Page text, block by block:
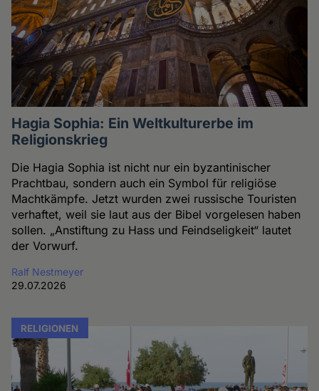
Hagia Sophia: Ein Weltkulturerbe im
Religionskrieg
Die Hagia Sophia ist nicht nur ein byzantinischer
Prachtbau, sondern auch ein Symbol für religiöse
Machtkämpfe. Jetzt wurden zwei russische Touristen
verhaftet, weil sie laut aus der Bibel vorgelesen haben
sollen. „Anstiftung zu Hass und Feindseligkeit“ lautet
der Vorwurf.
Ralf Nestmeyer
29.07.2026
RELIGIONEN